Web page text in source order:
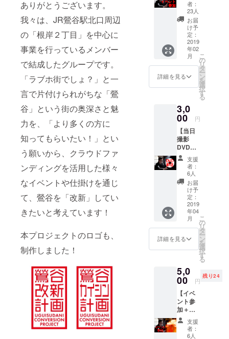
ありがとうございます。
我々は、JR鶯谷駅北口周辺
の「根岸２丁目」を中心に
事業を行っているメンバー
で結成したグループです。
「ラブホ街でしょ？」と一
言で片付けられがちな「鶯
谷」という街の奥深さと魅
力を、「より多くの方に
知ってもらいたい！」とい
う願いから、クラウドファ
ンディングを活用した様々
なイベントや仕掛けを通じ
て、鶯谷を「改新」してい
きたいと考えています！
本プロジェクトのロゴも、
制作しました！
ださ
い。
催して
いきた
いと思
います
ので、
ご支援
の意味
でもご
購入い
ただけ
回以降
のイベ
ントに
ぜひ着
て、ご
参加く
ださ
い。
ントに
ご参加
いただ
くコー
スで
す。怪
談、
トーク
イベン
ト全て
にご参
だくこ
とが可
能で
す。
者：
23人
お届
け予
定：
2019
年02
月
詳細を見る
こ
の
リ
タ
ー
ン
を
選
択
す
る
3,0
00 円
【当日
撮影
DVD郵
送】
コース
（送料
込み）
「当
日、ぜ
ひ行き
い！…
…しか
し、東
京には
行けな
という
方が、
全国の
怪談
ファン
の中に
はい
らっ
しゃる
支援
者：
6人
お届
け予
定：
2019
年04
月
詳細を見る
こ
の
リ
タ
ー
ン
を
選
択
す
る
5,0
00 円
残り24
【イベ
ント参
加＋ワ
ンドリ
ンク＋
軽食】
支援
者：
6人